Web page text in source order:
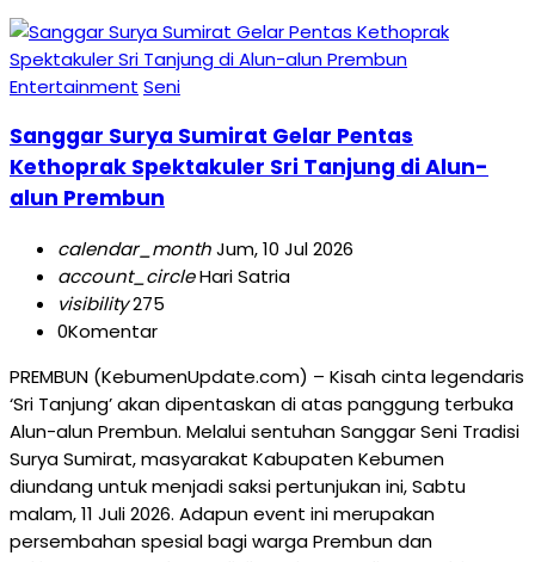
Entertainment Seni
Sanggar Surya Sumirat Gelar Pentas
Kethoprak Spektakuler Sri Tanjung di Alun-
alun Prembun
calendar_monthJum, 10 Jul 2026
account_circleHari Satria
visibility275
0Komentar
PREMBUN (KebumenUpdate.com) – Kisah cinta legendaris
‘Sri Tanjung’ akan dipentaskan di atas panggung terbuka
Alun-alun Prembun. Melalui sentuhan Sanggar Seni Tradisi
Surya Sumirat, masyarakat Kabupaten Kebumen
diundang untuk menjadi saksi pertunjukan ini, Sabtu
malam, 11 Juli 2026. Adapun event ini merupakan
persembahan spesial bagi warga Prembun dan